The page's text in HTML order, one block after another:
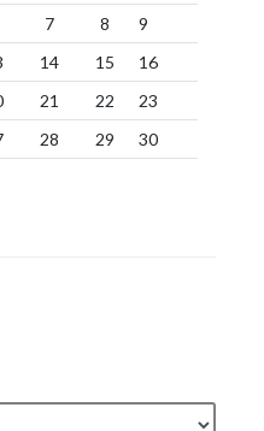
7 8
9
14 15
16
21 22
23
28 29
30